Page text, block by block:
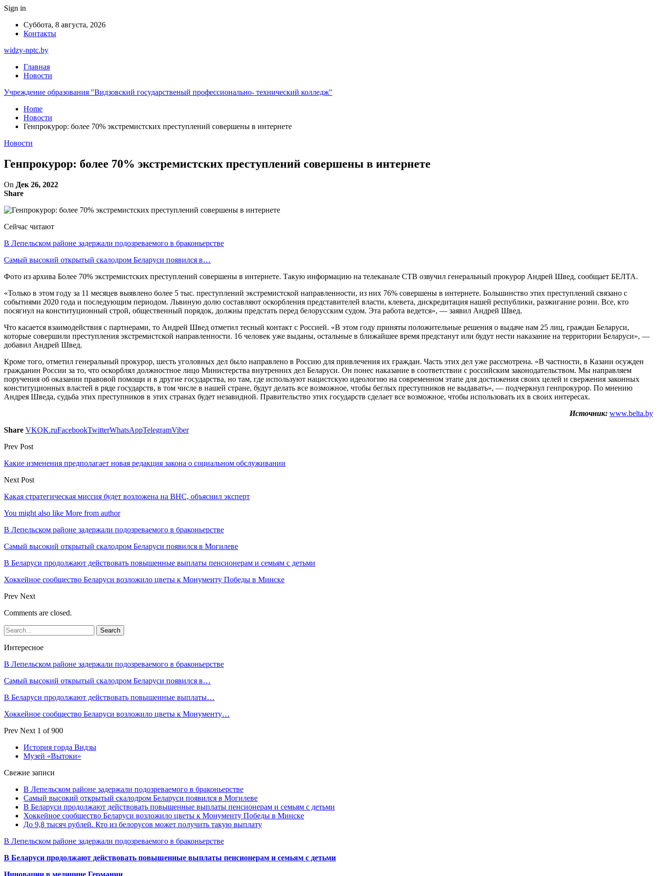
Sign in
Суббота, 8 августа, 2026
Контакты
widzy-nptc.by
Главная
Новости
Учреждение образования "Видзовский государственый профессионально- технический колледж"
Home
Новости
Генпрокурор: более 70% экстремистских преступлений совершены в интернете
Новости
Генпрокурор: более 70% экстремистских преступлений совершены в интернете
On Дек 26, 2022
Share
Сейчас читают
В Лепельском районе задержали подозреваемого в браконьерстве
Самый высокий открытый скалодром Беларуси появился в…
Фото из архива Более 70% экстремистских преступлений совершены в интернете. Такую информацию на телеканале СТВ озвучил генеральный прокурор Андрей Швед, сообщает БЕЛТА.
«Только в этом году за 11 месяцев выявлено более 5 тыс. преступлений экстремистской направленности, из них 76% совершены в интернете. Большинство этих преступлений связано с
событиями 2020 года и последующим периодом. Львиную долю составляют оскорбления представителей власти, клевета, дискредитация нашей республики, разжигание розни. Все, кто
посягнул на конституционный строй, общественный порядок, должны предстать перед белорусским судом. Эта работа ведется», — заявил Андрей Швед.
Что касается взаимодействия с партнерами, то Андрей Швед отметил тесный контакт с Россией. «В этом году приняты положительные решения о выдаче нам 25 лиц, граждан Беларуси,
которые совершили преступления экстремистской направленности. 16 человек уже выданы, остальные в ближайшее время предстанут или будут нести наказание на территории Беларуси», —
добавил Андрей Швед.
Кроме того, отметил генеральный прокурор, шесть уголовных дел было направлено в Россию для привлечения их граждан. Часть этих дел уже рассмотрена. «В частности, в Казани осужден
гражданин России за то, что оскорблял должностное лицо Министерства внутренних дел Беларуси. Он понес наказание в соответствии с российским законодательством. Мы направляем
поручения об оказании правовой помощи и в другие государства, но там, где используют нацистскую идеологию на современном этапе для достижения своих целей и свержения законных
конституционных властей в ряде государств, в том числе в нашей стране, будут делать все возможное, чтобы беглых преступников не выдавать», — подчеркнул генпрокурор. По мнению
Андрея Шведа, судьба этих преступников в этих странах будет незавидной. Правительство этих государств сделает все возможное, чтобы использовать их в своих интересах.
Источник: www.belta.by
Share VKOK.ruFacebookTwitterWhatsAppTelegramViber
Prev Post
Какие изменения предполагает новая редакция закона о социальном обслуживании
Next Post
Какая стратегическая миссия будет возложена на ВНС, объяснил эксперт
You might also like More from author
В Лепельском районе задержали подозреваемого в браконьерстве
Самый высокий открытый скалодром Беларуси появился в Могилеве
В Беларуси продолжают действовать повышенные выплаты пенсионерам и семьям с детьми
Хоккейное сообщество Беларуси возложило цветы к Монументу Победы в Минске
Prev Next
Comments are closed.
Интересное
В Лепельском районе задержали подозреваемого в браконьерстве
Самый высокий открытый скалодром Беларуси появился в…
В Беларуси продолжают действовать повышенные выплаты…
Хоккейное сообщество Беларуси возложило цветы к Монументу…
Prev Next 1 of 900
История горда Видзы
Музей «Вытоки»
Свежие записи
В Лепельском районе задержали подозреваемого в браконьерстве
Самый высокий открытый скалодром Беларуси появился в Могилеве
В Беларуси продолжают действовать повышенные выплаты пенсионерам и семьям с детьми
Хоккейное сообщество Беларуси возложило цветы к Монументу Победы в Минске
До 9,8 тысяч рублей. Кто из белорусов может получить такую выплату
В Лепельском районе задержали подозреваемого в браконьерстве
В Беларуси продолжают действовать повышенные выплаты пенсионерам и семьям с детьми
Инновации в медицине Германии